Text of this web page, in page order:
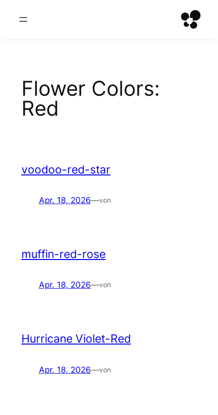
Inhalt
Flower Colors:
Red
voodoo-red-star
Apr. 18, 2026—von
muffin-red-rose
Apr. 18, 2026—von
Hurricane Violet-Red
Apr. 18, 2026—von